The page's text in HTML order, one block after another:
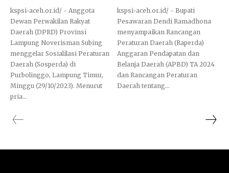
kspsi-aceh.or.id/ - Anggota
Dewan Perwakilan Rakyat
Daerah (DPRD) Provinsi
Lampung Noverisman Subing
menggelar Sosialilasi Peraturan
Daerah (Sosperda) di
Purbolinggo, Lampung Timur,
Minggu (29/10/2023). Menurut
pria...
kspsi-aceh.or.id/ - Bupati
Pesawaran Dendi Ramadhona
menyampaikan Rancangan
Peraturan Daerah (Raperda)
Anggaran Pendapatan dan
Belanja Daerah (APBD) TA 2024
dan Rancangan Peraturan
Daerah tentang...